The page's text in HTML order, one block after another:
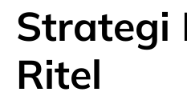
Strategi
Ritel